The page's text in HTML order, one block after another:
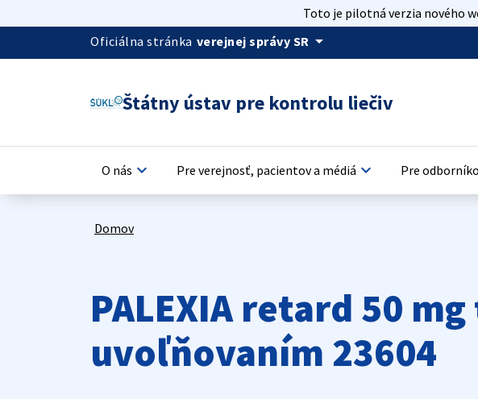
Toto je pilotná verzia nového
Oficiálna stránka verejnej správy SR arrow_drop_down
Štátny ústav pre kontrolu liečiv
O nás keyboard_arrow_down Pre verejnosť, pacientov a médiá keyboard_arrow_down Pre
Domov
PALEXIA retard 50
uvoľňovaním 23604